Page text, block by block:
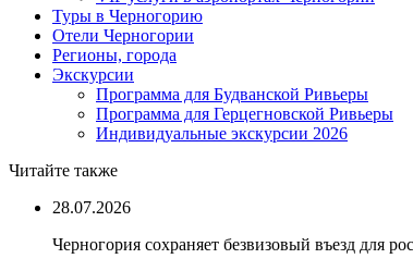
Туры в Черногорию
Отели Черногории
Регионы, города
Экскурсии
Программа для Будванской Ривьеры
Программа для Герцегновской Ривьеры
Индивидуальные экскурсии 2026
Читайте также
28.07.2026
Черногория сохраняет безвизовый въезд для